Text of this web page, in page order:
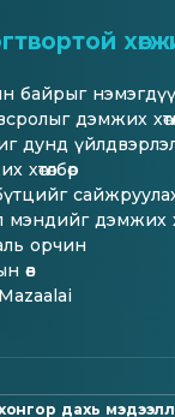
байрыг
дэмжих
дунд
хөтөлбөр
сайжруулах
мэндийг дэмжих
орчин
өв
дахь